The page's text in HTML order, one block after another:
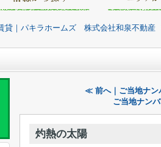
貸｜パキラホームズ 株式会社和泉不動産
≪ 前へ｜ご当地ナン
ご当地ナン
灼熱の太陽